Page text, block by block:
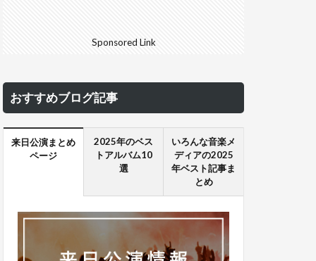
Sponsored Link
おすすめブログ記事
来日公演まとめ
ページ
2025年のベス
トアルバム10
選
いろんな音楽メ
ディアの2025
年ベスト記事ま
とめ